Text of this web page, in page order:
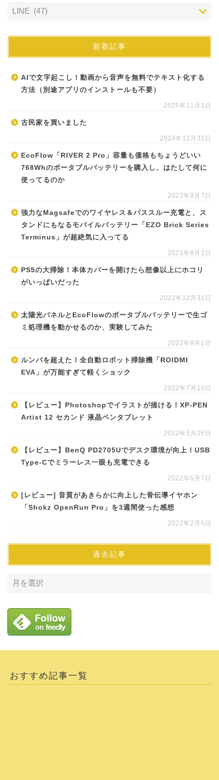
新着記事
AIで文字起こし！動画から音声を無料でテキスト化する
方法（別途アプリのインストールも不要）
2025年11月1日
古民家を買いました
2024年12月31日
EcoFlow「RIVER 2 Pro」容量も価格もちょうどいい
768Whのポータブルバッテリーを購入し、はたして何に
使ってるのか
2023年9月7日
強力なMagsafeでのワイヤレス＆パススルー充電と、ス
タンドにもなるモバイルバッテリー「EZO Brick Series
Terminus」が超絶気に入ってる
2023年8月1日
PS5の大掃除！本体カバーを開けたら想像以上にホコリ
がいっぱいだった
2022年12月31日
太陽光パネルとEcoFlowのポータブルバッテリーで生ゴ
ミ処理機を動かせるのか、実験してみた
2022年9月1日
ルンバを超えた！全自動ロボット掃除機「ROIDMI
EVA」が万能すぎて軽くショック
2022年7月10日
【レビュー】Photoshopでイラストが描ける！XP-PEN
Artist 12 セカンド 液晶ペンタブレット
2022年5月26日
【レビュー】BenQ PD2705Uでデスク環境が向上！USB
Type-Cでミラーレス一眼も充電できる
2022年5月7日
[レビュー] 音質があきらかに向上した骨伝導イヤホン
「Shokz OpenRun Pro」を3週間使った感想
2022年2月6日
過去記事
おすすめ記事一覧